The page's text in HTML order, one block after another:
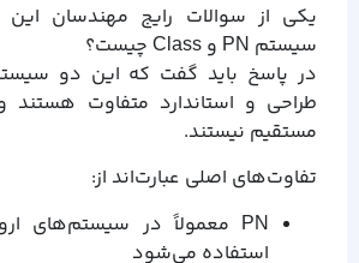
یکی از سوالات رایج مهندسان
سیستم PN و Class چیست؟
در پاسخ باید گفت که این دو
طراحی و استاندارد متفاوت هستند
مستقیم نیستند.
تفاوت‌های اصلی عبارت‌اند از:
استفاده می‌شود